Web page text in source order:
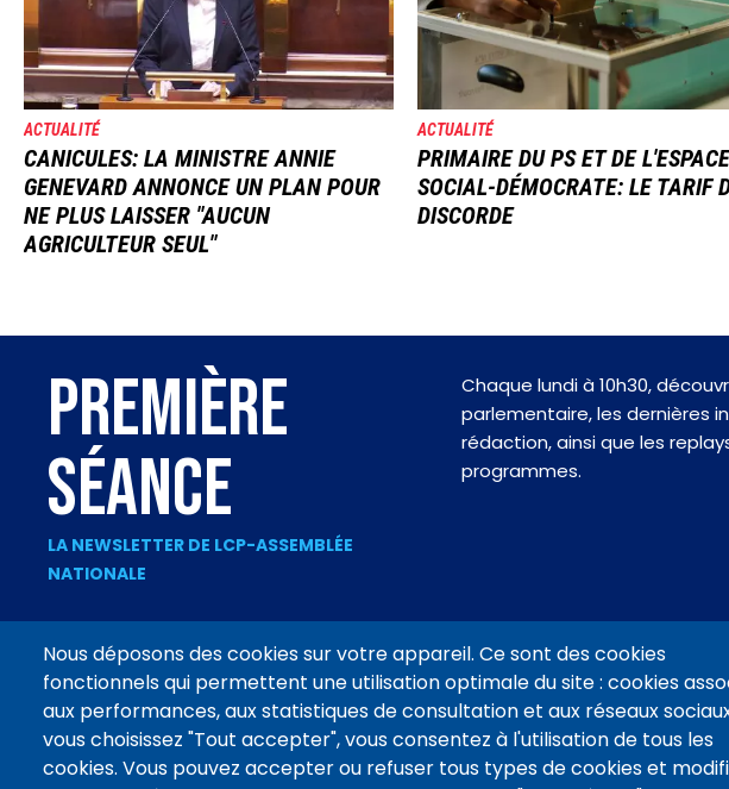
ACTUALITÉ
CANICULES: LA MINISTRE ANNIE
GENEVARD ANNONCE UN PLAN POUR
NE PLUS LAISSER "AUCUN
AGRICULTEUR SEUL"
ACTUALITÉ
PRIMAIRE DU PS ET DE L'ESPACE
SOCIAL-DÉMOCRATE: LE TARIF
DISCORDE
Nous déposons des cookies sur votre appareil. Ce sont des cookies
fonctionnels qui permettent une utilisation optimale du site : cookies
aux performances, aux statistiques de consultation et aux réseaux
vous choisissez "Tout accepter", vous consentez à l'utilisation de tous les
cookies. Vous pouvez accepter ou refuser tous types de cookies et
PREMIÈRE
SÉANCE
LA NEWSLETTER DE LCP-ASSEMBLÉE
NATIONALE
Chaque lundi à 10h30,
parlementaire, les dernières
rédaction, ainsi que les
programmes.
Footer
menu
CONTACT MENTIONS LÉGALES DONNÉES PERSONNELLES VIDÉOTHÈQUE